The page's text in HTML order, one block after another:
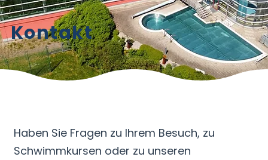
Kontakt
Haben Sie Fragen zu Ihrem Besuch, zu
Schwimmkursen oder zu unseren